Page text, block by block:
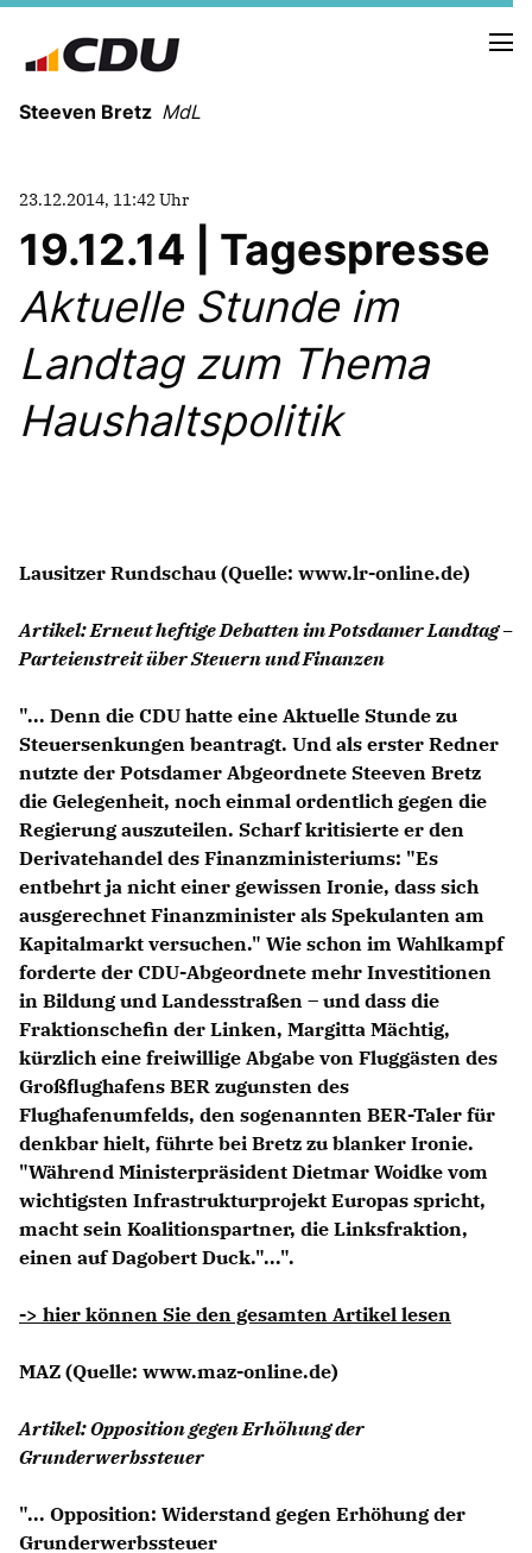
Steeven Bretz MdL
VITA
WAHLKREISBESUCHE
PRESSEFOTOS
MEIN BÜRGERBÜRO
Kleine Anfragen
CDU Deutschland
CDU Brandenburg
CDU Potsdam
23.12.2014, 11:42 Uhr
19.12.14 | Tagespresse
Aktuelle Stunde im
Landtag zum Thema
Haushaltspolitik
Lausitzer Rundschau (Quelle: www.lr-online.de)
Artikel: Erneut heftige Debatten im Potsdamer Landtag –
Parteienstreit über Steuern und Finanzen
"... Denn die CDU hatte eine Aktuelle Stunde zu
Steuersenkungen beantragt. Und als erster Redner
nutzte der Potsdamer Abgeordnete Steeven Bretz
die Gelegenheit, noch einmal ordentlich gegen die
Regierung auszuteilen. Scharf kritisierte er den
Derivatehandel des Finanzministeriums: "Es
entbehrt ja nicht einer gewissen Ironie, dass sich
ausgerechnet Finanzminister als Spekulanten am
Kapitalmarkt versuchen." Wie schon im Wahlkampf
forderte der CDU-Abgeordnete mehr Investitionen
in Bildung und Landesstraßen – und dass die
Fraktionschefin der Linken, Margitta Mächtig,
kürzlich eine freiwillige Abgabe von Fluggästen des
Großflughafens BER zugunsten des
Flughafenumfelds, den sogenannten BER-Taler für
denkbar hielt, führte bei Bretz zu blanker Ironie.
"Während Ministerpräsident Dietmar Woidke vom
wichtigsten Infrastrukturprojekt Europas spricht,
macht sein Koalitionspartner, die Linksfraktion,
einen auf Dagobert Duck."...".
-> hier können Sie den gesamten Artikel lesen
MAZ (Quelle: www.maz-online.de)
Artikel: Opposition gegen Erhöhung der
Grunderwerbssteuer
"... Opposition: Widerstand gegen Erhöhung der
Grunderwerbssteuer